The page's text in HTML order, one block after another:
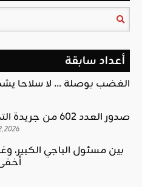
أعداد سابقة
الغضب بوصلة … لا سلاحا
صدور العدد 602 من جريدة التحرير
2026
بين مسئول الباجي الكبير،